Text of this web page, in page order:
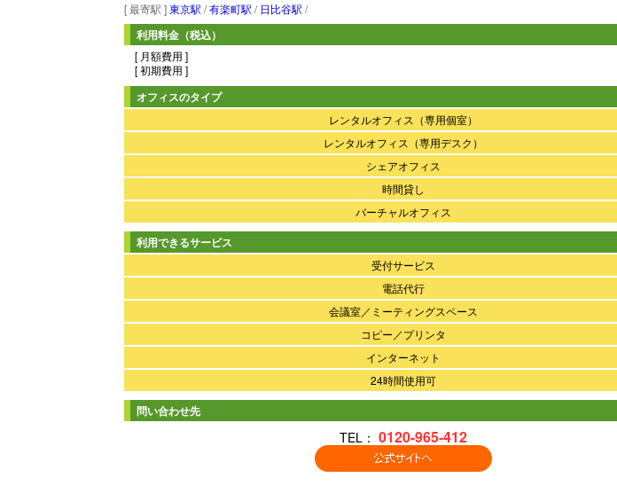
[ 最寄駅 ]東京駅 /有楽町駅 /日比谷駅 /
利用料金（税込）
[ 月額費用 ]
[ 初期費用 ]
オフィスのタイプ
レンタルオフィス（専用個室）
レンタルオフィス（専用デスク）
シェアオフィス
時間貸し
バーチャルオフィス
利用できるサービス
受付サービス
電話代行
会議室／ミーティングスペース
コピー／プリンタ
インターネット
24時間使用可
問い合わせ先
TEL： 0120-965-412